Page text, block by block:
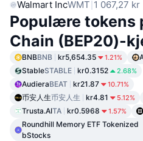
Walmart IncWMT 1 067,27 kr
Populære tokens
Chain (BEP20)-
BNBBNB kr5,654.35 1.21%
StableSTABLE kr0.3152 2.68%
AudieraBEAT kr21.87 10.71%
币安人生币安人生 kr4.81 5.12%
Trusta.AITA kr0.5968 1.57%
Roundhill Memory ETF Tokenized
bStocks